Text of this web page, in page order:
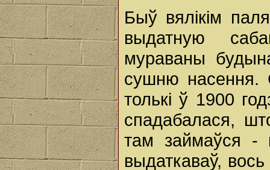
Быў вялікім
выдатную
мураваны
сушню насення.
толькі ў 1900
спадабалася,
там займаўся -
выдаткаваў,